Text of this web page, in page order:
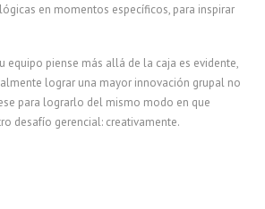
en momentos específicos, para inspirar
equipo piense más allá de la caja es evidente,
lograr una mayor innovación grupal no
para lograrlo del mismo modo en que
desafío gerencial: creativamente.